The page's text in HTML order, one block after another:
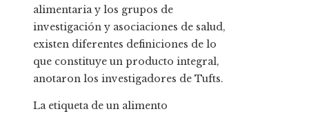
alimentaria y los grupos de
investigación y asociaciones de salud,
existen diferentes definiciones de lo
que constituye un producto integral,
anotaron los investigadores de Tufts.
La etiqueta de un alimento